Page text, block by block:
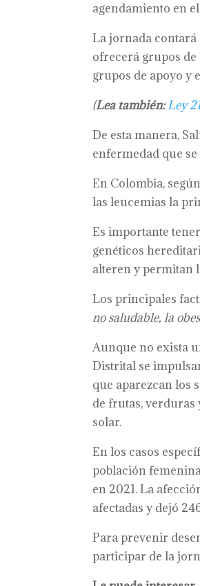
agendamiento en
La jornada contará
ofrecerá grupos de
grupos de apoyo y
(Lea también:Ley
De esta manera,
enfermedad que
En Colombia,
las leucemias la
Es importante
genéticos
alteren y permitan
Los principales
no saludable, la
Aunque no exista
Distrital se
que aparezcan los
de frutas, verduras
solar.
En los casos
población
en 2021. La
afectadas y dejó
Para prevenir
participar de la